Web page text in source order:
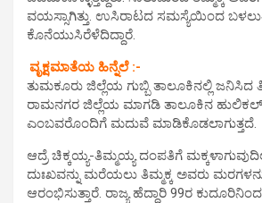
A
p
p
o
o
k
g
er
n
ವಯಸ್ಸಾಗಿತ್ತು. ಉಸಿರಾಟದ ಸಮಸ್ಯೆಯಿಂದ
ಕೊನೆಯುಸಿರೆಳೆದಿದ್ದಾರೆ.
ವೃಕ್ಷಮಾತೆಯ ಹಿನ್ನೆಲೆ :-
ತುಮಕೂರು ಜಿಲ್ಲೆಯ ಗುಬ್ಬಿ ತಾಲೂಕಿನಲ್ಲಿ ಜನಿಸಿದ
ರಾಮನಗರ ಜಿಲ್ಲೆಯ ಮಾಗಡಿ ತಾಲೂಕಿನ ಹುಲಿಕಲ್
ಎಂಬವರೊಂದಿಗೆ ಮದುವೆ ಮಾಡಿಕೊಡಲಾಗುತ್ತದೆ.
ಆದ್ರೆ ಚಿಕ್ಕಯ್ಯ-ತಿಮ್ಮಯ್ಯ ದಂಪತಿಗೆ
ದುಃಖವನ್ನು ಮರೆಯಲು ತಿಮ್ಮಕ್ಕ ಅವರು
ಆರಂಭಿಸುತ್ತಾರೆ. ರಾಜ್ಯ ಹೆದ್ದಾರಿ 99ರ